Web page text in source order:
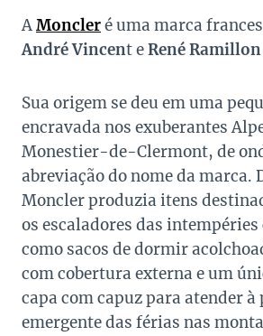
AMoncleré uma marca
André Vincent eRenéRamillon
Sua origem se deu em uma
encravada nos exuberantes
Monestier-de-Clermont, de
abreviação do nome da marca.
Moncler produzia itens
os escaladores das
como sacos de dormir
com cobertura externa e um
capa com capuz para atender
emergente das férias nas